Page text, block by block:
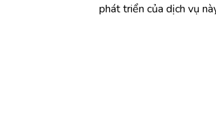
phát triển của dịch vụ